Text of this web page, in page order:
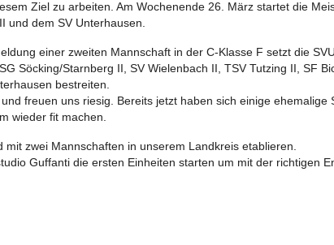
Ziel zu arbeiten. Am Wochenende 26. März startet die
und dem SV Unterhausen.
einer zweiten Mannschaft in der C-Klasse F setzt die
Söcking/Starnberg II, SV Wielenbach II, TSV Tutzing II, SF
bestreiten.
freuen uns riesig. Bereits jetzt haben sich einige
wieder fit machen.
zwei Mannschaften in unserem Landkreis etablieren.
Guffanti die ersten Einheiten starten um mit der richtigen